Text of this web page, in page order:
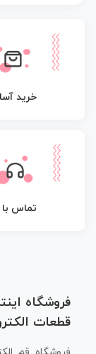
خرید
تماس با
فروشگاه
قطعات